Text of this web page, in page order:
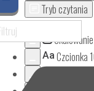
Tryb czytania
Powiększenie
Aa Czcionka